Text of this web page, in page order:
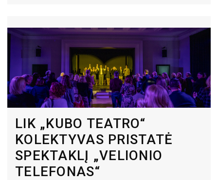
LIK „KUBO TEATRO“
KOLEKTYVAS PRISTATĖ
SPEKTAKLĮ „VELIONIO
TELEFONAS“